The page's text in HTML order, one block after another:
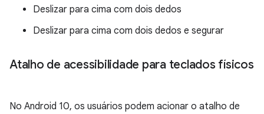
Deslizar para cima com dois dedos
Deslizar para cima com dois dedos e segurar
Atalho de acessibilidade para teclados físicos
No Android 10, os usuários podem acionar o atalho de